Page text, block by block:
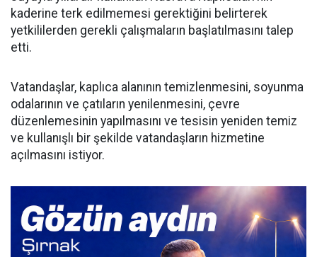
kaderine terk edilmemesi gerektiğini belirterek
yetkililerden gerekli çalışmaların başlatılmasını talep
etti.
Vatandaşlar, kaplıca alanının temizlenmesini, soyunma
odalarının ve çatıların yenilenmesini, çevre
düzenlemesinin yapılmasını ve tesisin yeniden temiz
ve kullanışlı bir şekilde vatandaşların hizmetine
açılmasını istiyor.